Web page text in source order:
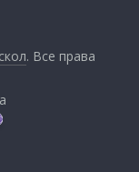
. Все права